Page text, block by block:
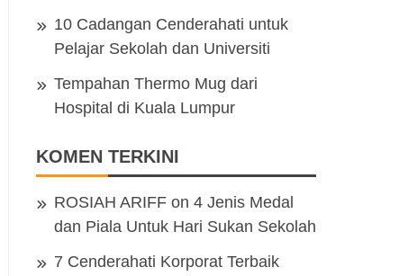
10 Cadangan Cenderahati untuk
Pelajar Sekolah dan Universiti
Tempahan Thermo Mug dari
Hospital di Kuala Lumpur
KOMEN TERKINI
ROSIAH ARIFF on 4 Jenis Medal
dan Piala Untuk Hari Sukan Sekolah
7 Cenderahati Korporat Terbaik